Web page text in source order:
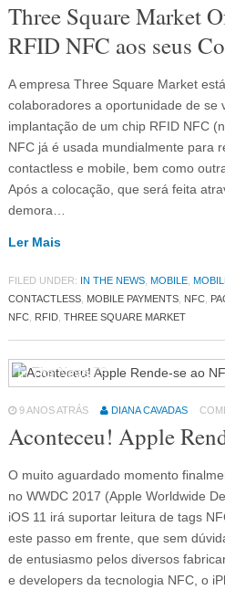
Three Square Market
RFID NFC aos seus
A empresa Three Square Market
colaboradores a oportunidade de se
implantação de um chip RFID NFC
NFC já é usada mundialmente para
contactless e mobile, bem como
Após a colocação, que será feita
demora…
Ler Mais
FILED UNDER: IN THE NEWS, MOBILE,
CONTACTLESS, MOBILE PAYMENTS, NFC,
NFC, RFID, THREE SQUARE MARKET
In The News 79
9 ANOS ATRÁS DIANA CAVADAS
Aconteceu! Apple
O muito aguardado momento
no WWDC 2017 (Apple Worldwide
iOS 11 irá suportar leitura de tags
este passo em frente, que sem
de entusiasmo pelos diversos
e developers da tecnologia NFC, o